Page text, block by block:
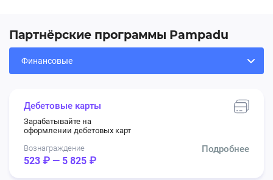
Партнёрские программы Pampadu
Дебетовые карты
Зарабатывайте на
оформлении дебетовых карт
Вознаграждение
523 ₽ — 5 825 ₽
Подробнее